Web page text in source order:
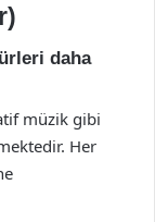
daha
müzik gibi
Her